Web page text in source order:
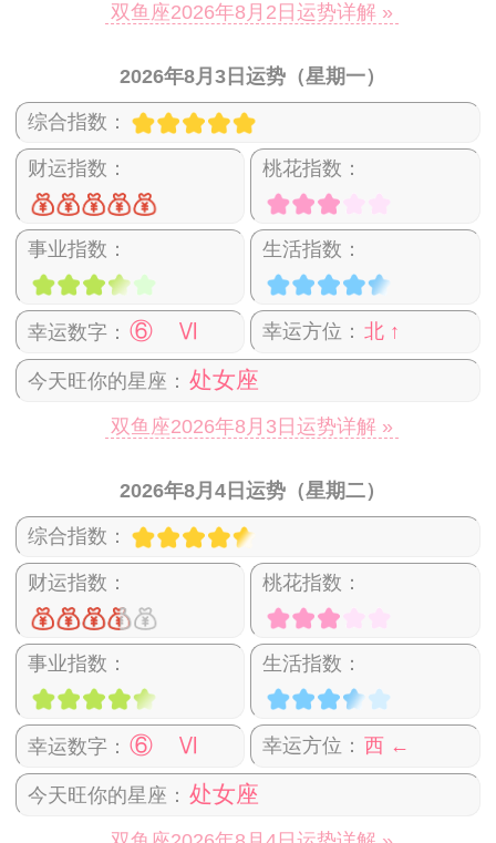
双鱼座2026年8月2日运势详解 »
2026年8月3日运势（星期一）
综合指数：
财运指数： 桃花指数：
事业指数： 生活指数：
幸运数字： ⑥ Ⅵ 幸运方位： 北 ↑
今天旺你的星座： 处女座
双鱼座2026年8月3日运势详解 »
2026年8月4日运势（星期二）
综合指数：
财运指数： 桃花指数：
事业指数： 生活指数：
幸运数字： ⑥ Ⅵ 幸运方位： 西 ←
今天旺你的星座： 处女座